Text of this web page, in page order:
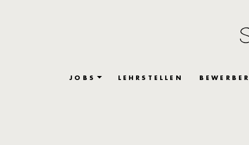
JOBS LEHRSTELLEN BEWERBER